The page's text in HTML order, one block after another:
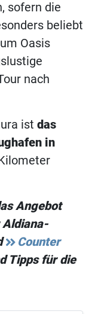
sofern die
beliebt
Oasis
nach
ist das
in
Angebot
Aldiana-
Counter
Tipps für die